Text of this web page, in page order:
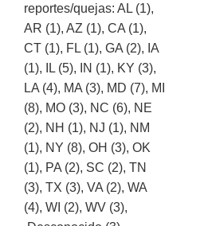
reportes/quejas: AL (1),
AR (1), AZ (1), CA (1),
CT (1), FL (1), GA (2), IA
(1), IL (5), IN (1), KY (3),
LA (4), MA (3), MD (7), MI
(8), MO (3), NC (6), NE
(2), NH (1), NJ (1), NM
(1), NY (8), OH (3), OK
(1), PA (2), SC (2), TN
(3), TX (3), VA (2), WA
(4), WI (2), WV (3),